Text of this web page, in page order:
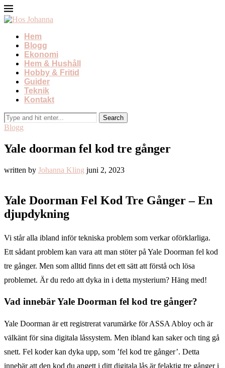
Hem
Blogg
Ekonomi
Hem & Hushåll
Hobby & Fritid
Guider
Teknik
Kontakt
Blogg
Yale doorman fel kod tre gånger
written by Johanna Kling juni 2, 2023
Yale Doorman Fel Kod Tre Gånger – En
djupdykning
Vi står alla ibland inför tekniska problem som verkar oförklarliga.
Ett sådant problem kan vara att man stöter på Yale Doorman fel kod
tre gånger. Men som alltid finns det ett sätt att förstå och lösa
problemet. Är du redo att dyka in i detta mysterium? Häng med!
Vad innebär Yale Doorman fel kod tre gånger?
Yale Doorman är ett registrerat varumärke för ASSA Abloy och är
välkänt för sina digitala låssystem. Men ibland kan saker och ting gå
snett. Fel koder kan dyka upp, som ’fel kod tre gånger’. Detta
innebär att den kod du angett i ditt digitala lås är felaktig tre gånger i